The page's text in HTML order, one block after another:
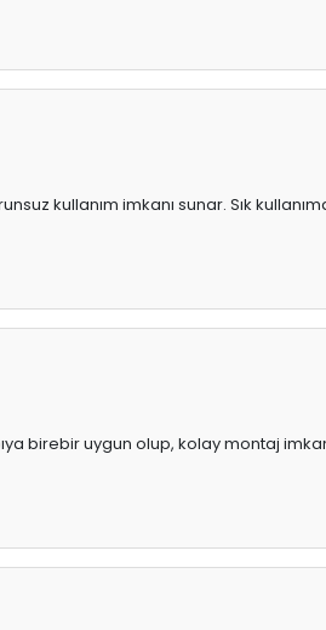
kullanım imkanı sunar. Sık
birebir uygun olup, kolay montaj